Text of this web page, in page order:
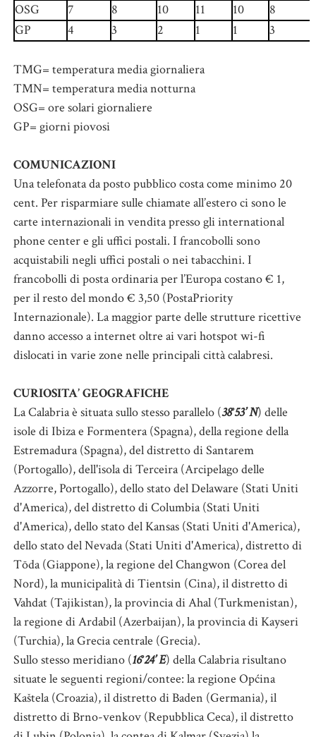
OSG
7 8 10 11 10
8
GP
4 3 2 1 1 3
TMG= temperatura media giornaliera
TMN= temperatura media notturna
OSG= ore solari giornaliere
GP= giorni piovosi
COMUNICAZIONI
Una telefonata da posto pubblico costa come minimo 20
cent. Per risparmiare sulle chiamate all’estero ci sono le
carte internazionali in vendita presso gli international
phone center e gli uffici postali. I francobolli sono
acquistabili negli uffici postali o nei tabacchini. I
francobolli di posta ordinaria per l’Europa costano € 1,
per il resto del mondo € 3,50 (PostaPriority
Internazionale). La maggior parte delle strutture ricettive
danno accesso a internet oltre ai vari hotspot wi-fi
dislocati in varie zone nelle principali città calabresi.
CURIOSITA’ GEOGRAFICHE
La Calabria è situata sullo stesso parallelo (38°53’ N) delle
isole di Ibiza e Formentera (Spagna), della regione della
Estremadura (Spagna), del distretto di Santarem
(Portogallo), dell'isola di Terceira (Arcipelago delle
Azzorre, Portogallo), dello stato del Delaware (Stati Uniti
d'America), del distretto di Columbia (Stati Uniti
d'America), dello stato del Kansas (Stati Uniti d'America),
dello stato del Nevada (Stati Uniti d'America), distretto di
Tōda (Giappone), la regione del Changwon (Corea del
Nord), la municipalità di Tientsin (Cina), il distretto di
Vahdat (Tajikistan), la provincia di Ahal (Turkmenistan),
la regione di Ardabil (Azerbaijan), la provincia di Kayseri
(Turchia), la Grecia centrale (Grecia).
Sullo stesso meridiano (16°24’ E) della Calabria risultano
situate le seguenti regioni/contee: la regione Općina
Kaštela (Croazia), il distretto di Baden (Germania), il
distretto di Brno-venkov (Repubblica Ceca), il distretto